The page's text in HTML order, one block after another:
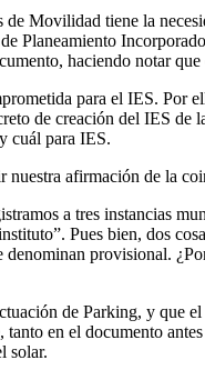
Movilidad tiene la
Planeamiento
haciendo notar
para el IES.
de creación del IES
cuál para IES.
afirmación de la
a tres instancias
Pues bien, dos
provisional.
de Parking, y que
en el documento
solar.